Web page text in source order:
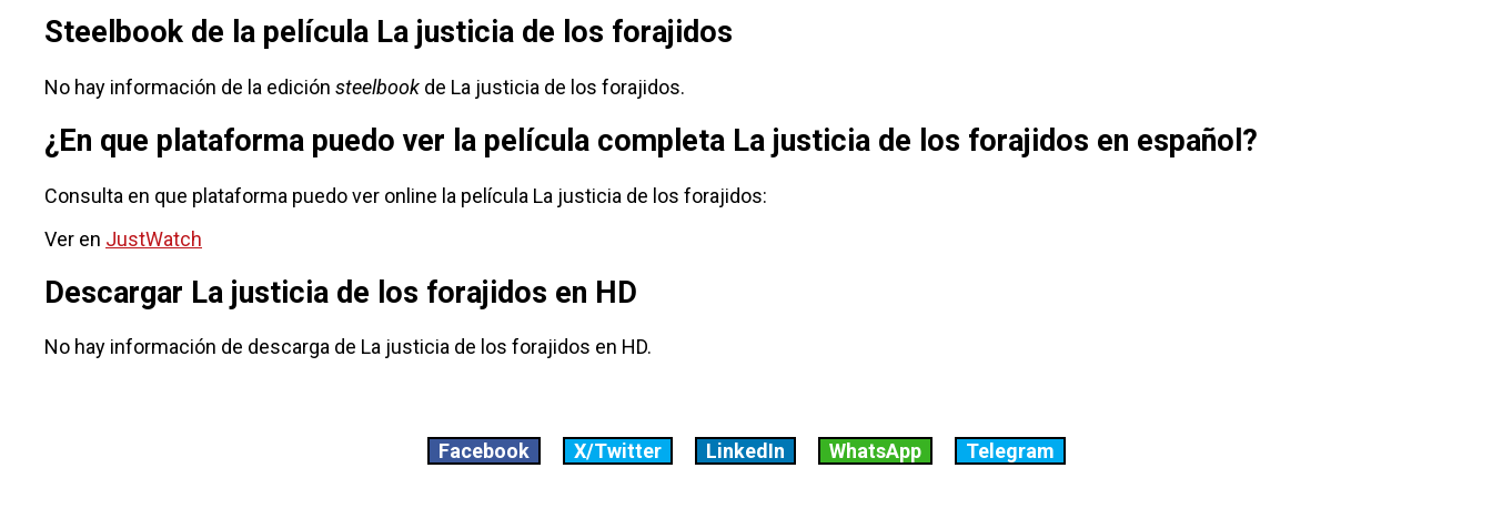
Steelbook de la película La justicia de los forajidos
No hay información de la edición steelbook de La justicia de los forajidos.
¿En que plataforma puedo ver la película completa La justicia de los forajidos en español?
Consulta en que plataforma puedo ver online la película La justicia de los forajidos:
Ver en JustWatch
Descargar La justicia de los forajidos en HD
No hay información de descarga de La justicia de los forajidos en HD.
Facebook X/Twitter LinkedIn WhatsApp Telegram